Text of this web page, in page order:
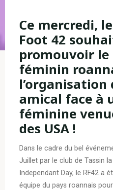
Ce mercredi,
Foot 42
promouvoir
féminin
l’organisation
amical face à
féminine
des USA !
Dans le cadre du bel
Juillet par le club de Tassin la
Independant Day, le RF42 a
équipe du pays roannais